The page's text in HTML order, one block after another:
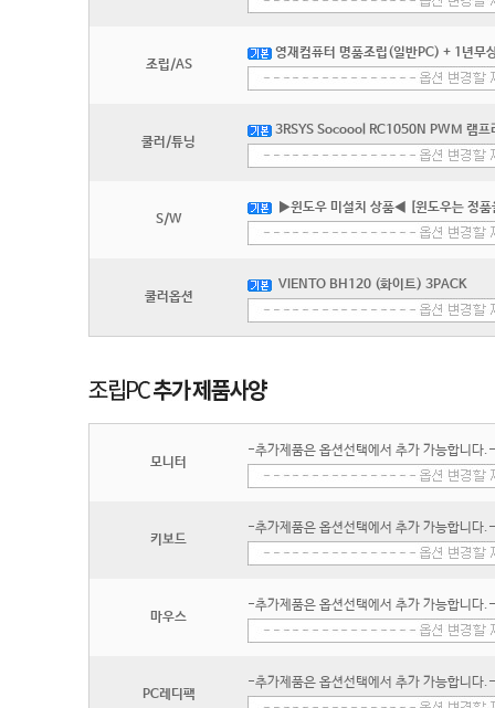
조립/AS
영재컴퓨터 명품조립(일반PC) + 1년무
쿨러/튜닝
3RSYS Socoool RC1050N PWM 램프
S/W
▶윈도우 미설치 상품◀ [윈도우는 정
쿨러옵션
VIENTO BH120 (화이트) 3PACK
모니터
-추가제품은 옵션선택에서 추가 가능합니다.-
키보드
-추가제품은 옵션선택에서 추가 가능합니다.-
마우스
-추가제품은 옵션선택에서 추가 가능합니다.-
PC레디팩
-추가제품은 옵션선택에서 추가 가능합니다.-